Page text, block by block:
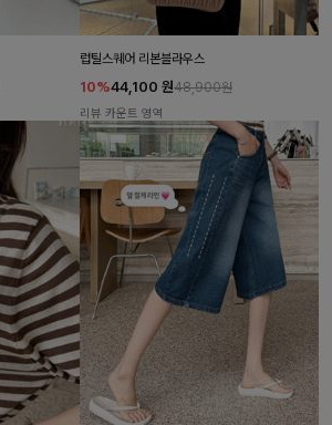
럽틸스퀘어 리본블라우스
10%44,100 원48,900원
리뷰 카운트 영역